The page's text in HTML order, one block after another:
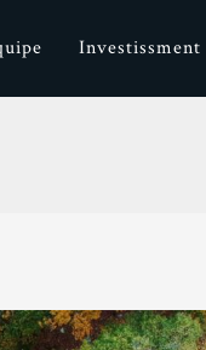
Investissment